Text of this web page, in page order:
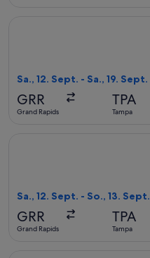
Sa., 12. Sept. - Sa., 19. Sept.
GRR
Grand Rapids
TPA
Tampa
Sa., 12. Sept. - So., 13. Sept.
GRR
Grand Rapids
TPA
Tampa